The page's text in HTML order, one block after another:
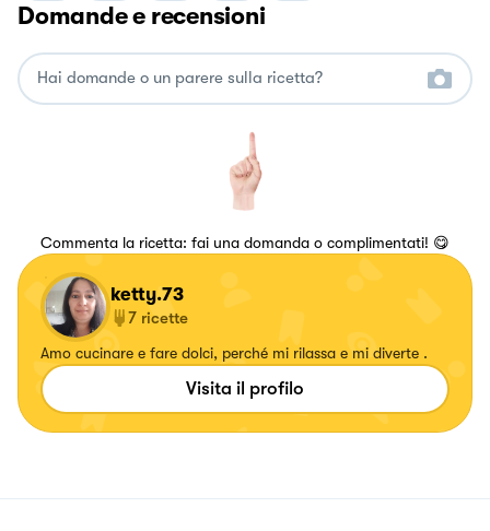
Domande e recensioni
Commenta la ricetta: fai una domanda o complimentati! 😋
ketty.73
7 ricette
Amo cucinare e fare dolci, perché mi rilassa e mi diverte .
Visita il profilo